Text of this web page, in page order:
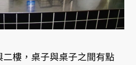
樓，桌子與桌子之間有點